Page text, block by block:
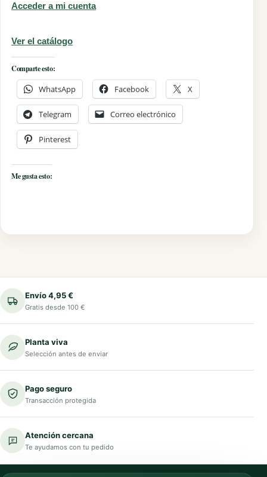
Acceder a mi cuenta
Ver el catálogo
Comparte esto:
WhatsApp Facebook X
Telegram Correo electrónico
Pinterest
Me gusta esto:
Envío 4,95 €
Gratis desde 100 €
Planta viva
Selección antes de enviar
Pago seguro
Transacción protegida
Atención cercana
Te ayudamos con tu pedido